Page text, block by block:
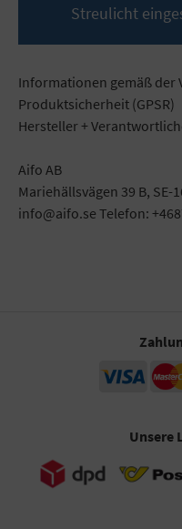
Streulicht
Informationen gemäß der
Produktsicherheit (GPSR)
Hersteller +
Aifo AB
Mariehällsvägen 39 B, SE-
info@aifo.se Telefon:
Unsere